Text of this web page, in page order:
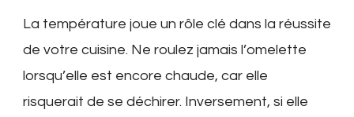
La température joue un rôle clé dans la réussite
de votre cuisine. Ne roulez jamais l’omelette
lorsqu’elle est encore chaude, car elle
risquerait de se déchirer. Inversement, si elle